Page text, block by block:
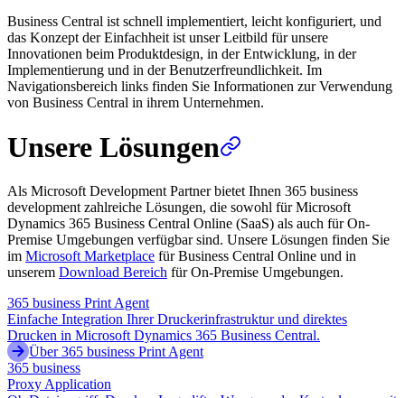
Business Central ist schnell implementiert, leicht konfiguriert, und
das Konzept der Einfachheit ist unser Leitbild für unsere
Innovationen beim Produktdesign, in der Entwicklung, in der
Implementierung und in der Benutzerfreundlichkeit. Im
Navigationsbereich links finden Sie Informationen zur Verwendung
von Business Central in ihrem Unternehmen.
Unsere Lösungen
Als Microsoft Development Partner bietet Ihnen 365 business
development zahlreiche Lösungen, die sowohl für Microsoft
Dynamics 365 Business Central Online (SaaS) als auch für On-
Premise Umgebungen verfügbar sind. Unsere Lösungen finden Sie
im Microsoft Marketplace für Business Central Online und in
unserem Download Bereich für On-Premise Umgebungen.
365 business Print Agent
Einfache Integration Ihrer Druckerinfrastruktur und direktes
Drucken in Microsoft Dynamics 365 Business Central.
Über 365 business Print Agent
365 business
Proxy Application